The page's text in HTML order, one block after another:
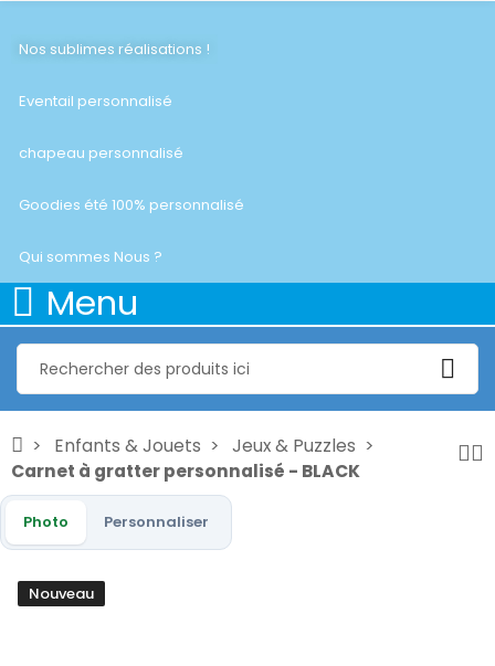
Nos sublimes réalisations !
Eventail personnalisé
chapeau personnalisé
Goodies été 100% personnalisé
Qui sommes Nous ?
Menu
Enfants & Jouets
Jeux & Puzzles
Carnet à gratter personnalisé - BLACK
Photo Personnaliser
Nouveau